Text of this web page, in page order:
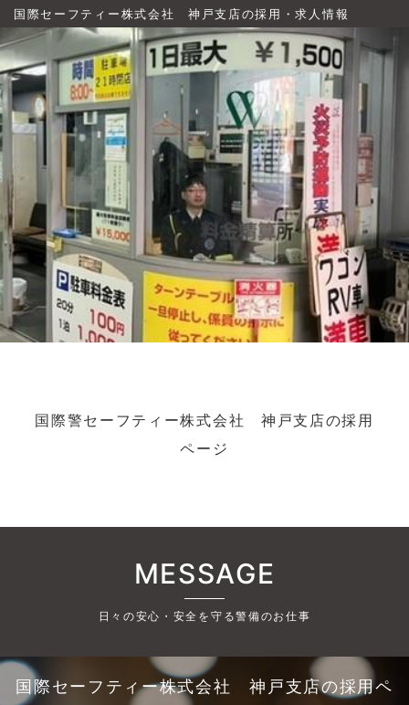
国際セーフティー株式会社 神戸支店の採用・求人情報
国際警セーフティー株式会社 神戸支店の採用
ページ
MESSAGE
日々の安心・安全を守る警備のお仕事
国際セーフティー株式会社 神戸支店の採用ペ